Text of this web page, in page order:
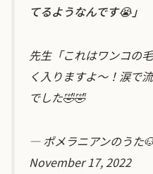
てるようなんです😭」
先生「これはワンコの
く入りますよ～！涙で
でした🤣🤣
— ポメラニアンのうた
November 17, 2022